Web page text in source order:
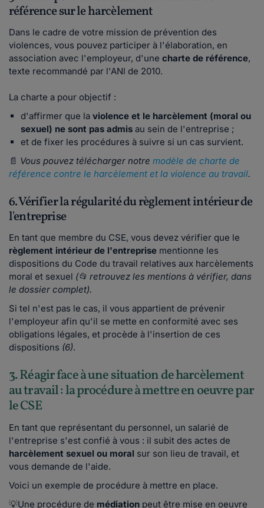
référence sur le harcèlement
Dans le cadre de votre mission de prévention des
violences, vous pouvez participer à l'élaboration, en
association avec l'employeur, d'une charte de référence,
texte recommandé par l'ANl de 2010.
La charte a pour objectif :
d'affirmer que la violence et le harcèlement (moral ou
sexuel) ne sont pas admis au sein de l'entreprise ;
et de fixer les procédures à suivre si un cas survient.
📄 Vous pouvez télécharger notre modèle de charte de
référence contre le harcèlement et la violence au travail.
6. Vérifier la régularité du règlement intérieur de
l'entreprise
En tant que membre du CSE, vous devez vérifier que le
règlement intérieur de l'entreprise mentionne les
dispositions du Code du travail relatives aux harcèlements
moral et sexuel (📂 retrouvez les mentions à vérifier, dans
le dossier complet).
Si tel n'est pas le cas, il vous appartient de prévenir
l'employeur afin qu'il se mette en conformité avec ses
obligations légales, et procède à l'insertion de ces
dispositions (6).
3. Réagir face à une situation de harcèlement
au travail : la procédure à mettre en oeuvre par
le CSE
En tant que représentant du personnel, un salarié de
l'entreprise s'est confié à vous : il subit des actes de
harcèlement sexuel ou moral sur son lieu de travail, et
vous demande de l'aide.
Voici un exemple de procédure à mettre en place.
💡Une procédure de médiation peut être mise en oeuvre